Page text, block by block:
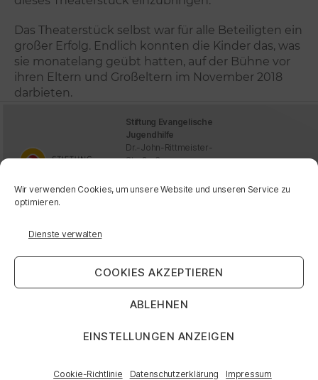
Wir verwenden Cookies, um unsere Website und unseren Service zu
optimieren.
Dienste verwalten
COOKIES AKZEPTIEREN
ABLEHNEN
EINSTELLUNGEN ANZEIGEN
Cookie-Richtlinie Datenschutzerklärung Impressum
Das Theaterstück selbst war für alle Beteiligten ein
großer Erfolg. Endlich konnten die Kinder das, was
sie monatelang geübt hatten, auf der Bühne vor
ihren Eltern und Großeltern im November 2018
darbieten.
Stiftung Evangelische
Jugendhilfe
Dr.-John-Rittmeister-
Straße 6
info@stejh.de
Presse
Impressum
Datenschutzerklä
rung
Cookie-Richtlinie
oben